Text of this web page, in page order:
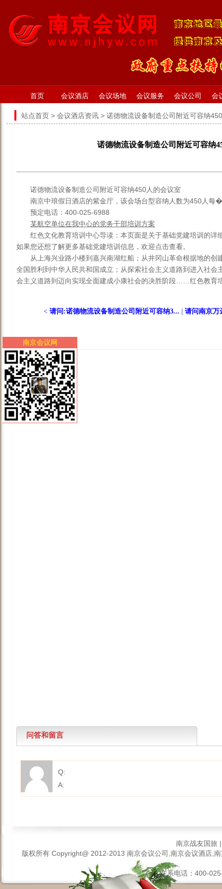
首页 会议酒店 会议场地 会议服务 会议公司 会
站点首页 > 会议酒店资讯 > 诺德物流设备制造公司附近可容纳
诺德物流设备制造公司附近可容纳
诺德物流设备制造公司附近可容纳450人的会议室
南京中琅假日酒店的紫金厅，该会场台型容纳人数为450人
预定电话：400-025-6988
某航空单位在我中心的党务干部培训方案
红色文化教育培训中心导读：本页面是关于基础党建培训的详
如果您还想了解更多基础党建培训信息，欢迎点击查看。
从上海兴业路小楼到嘉兴南湖红船；从井冈山革命根据地的
全国胜利到中华人民共和国成立；从探索社会主义道路到进入社会
会主义道路到迈向实现全面建成小康社会的决胜阶段……红色教育
< 请问:诺德物流设备制造公司附近可容纳3... 请问南京万
问答和留言
Q:
A:
南京战友国旅
版权所有 Copyright@ 2012-2013 南京会议公司,南京会议酒店,
联系电话：400-
南京会议网